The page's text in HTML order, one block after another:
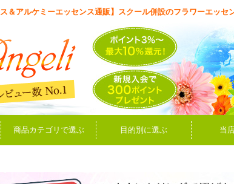
＆アルケミーエッセンス通販】スクール併設のフラワーエッ
商品カテゴリで選ぶ 目的別に選ぶ 当